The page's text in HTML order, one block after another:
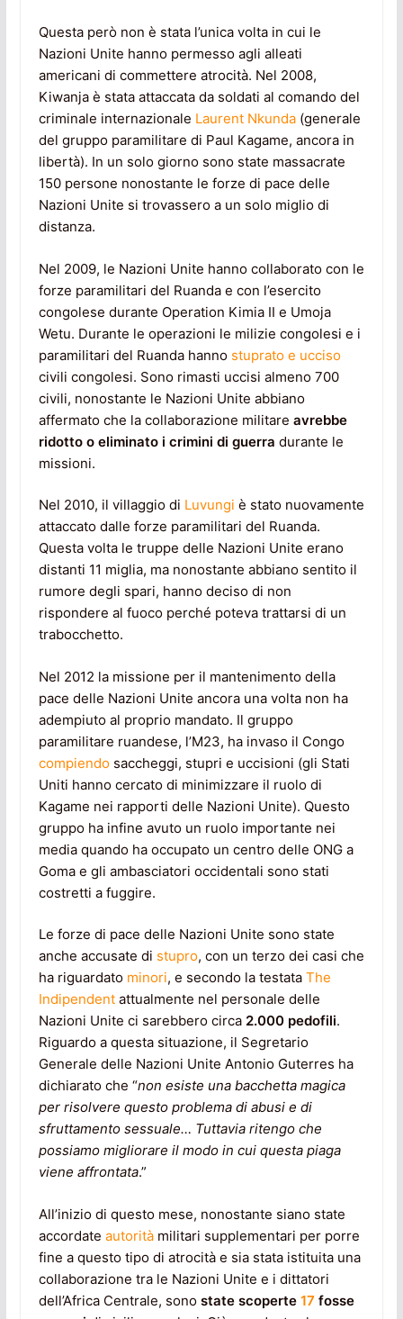
Questa però non è stata l’unica volta in cui le
Nazioni Unite hanno permesso agli alleati
americani di commettere atrocità. Nel 2008,
Kiwanja è stata attaccata da soldati al comando del
criminale internazionale Laurent Nkunda(generale
del gruppo paramilitare di Paul Kagame, ancora in
libertà). In un solo giorno sono state massacrate
150 persone nonostante le forze di pace delle
Nazioni Unite si trovassero a un solo miglio di
distanza.
Nel 2009, le Nazioni Unite hanno collaborato con le
forze paramilitari del Ruanda e con l’esercito
congolese durante Operation Kimia II e Umoja
Wetu. Durante le operazioni le milizie congolesi e i
paramilitari del Ruanda hanno stuprato e ucciso
civili congolesi. Sono rimasti uccisi almeno 700
civili, nonostante le Nazioni Unite abbiano
affermato che la collaborazione militare avrebbe
ridotto o eliminato i crimini di guerra durante le
missioni.
Nel 2010, il villaggio di Luvungi è stato nuovamente
attaccato dalle forze paramilitari del Ruanda.
Questa volta le truppe delle Nazioni Unite erano
distanti 11 miglia, ma nonostante abbiano sentito il
rumore degli spari, hanno deciso di non
rispondere al fuoco perché poteva trattarsi di un
trabocchetto.
Nel 2012 la missione per il mantenimento della
pace delle Nazioni Unite ancora una volta non ha
adempiuto al proprio mandato. Il gruppo
paramilitare ruandese, l’M23, ha invaso il Congo
compiendosaccheggi, stupri e uccisioni (gli Stati
Uniti hanno cercato di minimizzare il ruolo di
Kagame nei rapporti delle Nazioni Unite). Questo
gruppo ha infine avuto un ruolo importante nei
media quando ha occupato un centro delle ONG a
Goma e gli ambasciatori occidentali sono stati
costretti a fuggire.
Le forze di pace delle Nazioni Unite sono state
anche accusate di stupro, con un terzo dei casi che
ha riguardato minori, e secondo la testata The
Indipendentattualmente nel personale delle
Nazioni Unite ci sarebbero circa 2.000 pedofili.
Riguardo a questa situazione, il Segretario
Generale delle Nazioni Unite Antonio Guterres ha
dichiarato che “non esiste una bacchetta magica
per risolvere questo problema di abusi e di
sfruttamento sessuale… Tuttavia ritengo che
possiamo migliorare il modo in cui questa piaga
viene affrontata.”
All’inizio di questo mese, nonostante siano state
accordate autoritàmilitari supplementari per porre
fine a questo tipo di atrocità e sia stata istituita una
collaborazione tra le Nazioni Unite e i dittatori
dell’Africa Centrale, sono state scoperte 17 fosse